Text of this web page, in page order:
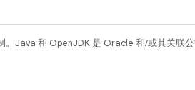
。Java 和 OpenJDK 是 Oracle 和/或其关联